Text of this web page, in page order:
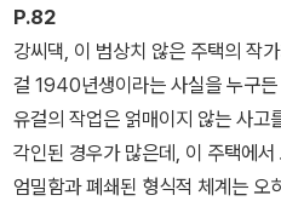
정한다. 따라서 주택이야말로 이상
가의 사고와 철학이 집약적으로 투
“의뢰인의 요구 사항이 있고 지켜
술이 될 수 없을 뿐만 아니라 시대
텍스트적으로 재현하는 실존적 태
P.82
강씨댁, 이 범상치 않은 주택의 작
걸 1940년생이라는 사실을 누구
유걸의 작업은 얽매이지 않는 사고
각인된 경우가 많은데, 이 주택에
엄밀함과 폐쇄된 형식적 체계는 오